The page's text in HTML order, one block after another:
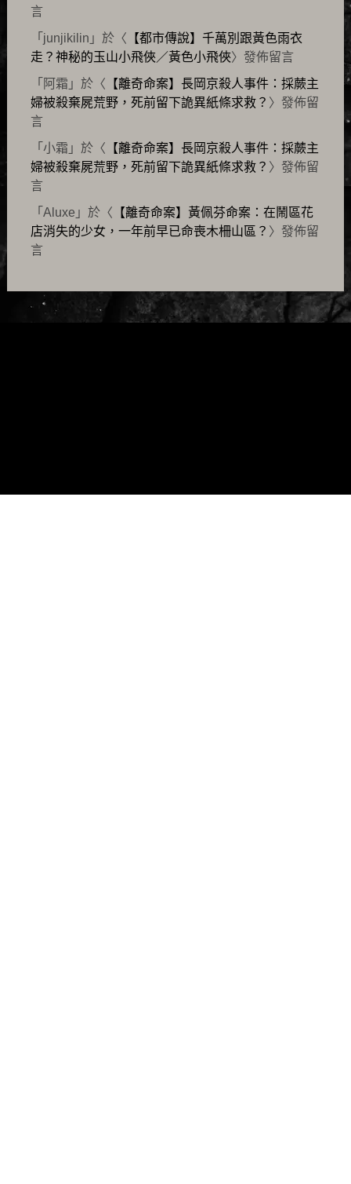
言
「 junjikilin 」於〈 【都市傳說】千萬別跟黃色雨衣
走？神秘的玉山小飛俠／黃色小飛俠〉發佈留言
「 阿霜 」於〈 【離奇命案】長岡京殺人事件：採蕨主
婦被殺棄屍荒野，死前留下詭異紙條求救？ 〉發佈留
言
「 小霜 」於〈 【離奇命案】長岡京殺人事件：採蕨主
婦被殺棄屍荒野，死前留下詭異紙條求救？ 〉發佈留
言
「 Aluxe 」於〈 【離奇命案】黃佩芬命案：在鬧區花
店消失的少女，一年前早已命喪木柵山區？ 〉發佈留
言